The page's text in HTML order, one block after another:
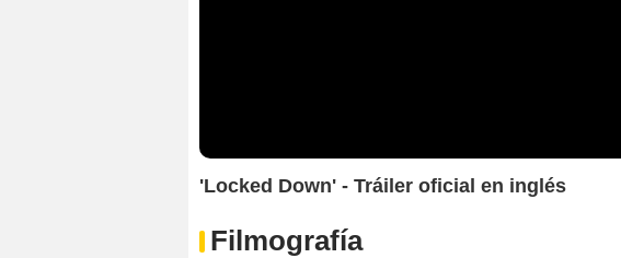
'Locked Down' - Tráiler oficial en inglés
Filmografía